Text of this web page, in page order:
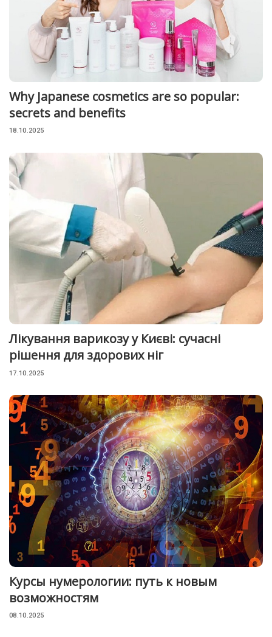
Why Japanese cosmetics are so popular:
secrets and benefits
18.10.2025
Лікування варикозу у Києві: сучасні
рішення для здорових ніг
17.10.2025
Курсы нумерологии: путь к новым
возможностям
08.10.2025